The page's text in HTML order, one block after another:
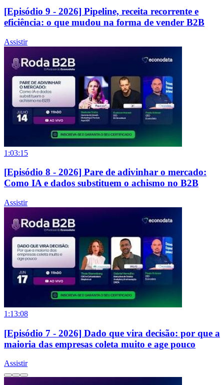
[Episódio 9 - 2026] Pipeline, receita recorrente e
eficiência: o que mudou na forma de vender B2B
Assistir
1:03:15
[Episódio 8 - 2026] Pare de adivinhar o mercado:
Como IA e dados substituem o achismo no B2B
Assistir
1:13:08
[Episódio 7 - 2026] Dado que vira decisão: por que a
maioria das empresas coleta muito e age pouco
Assistir